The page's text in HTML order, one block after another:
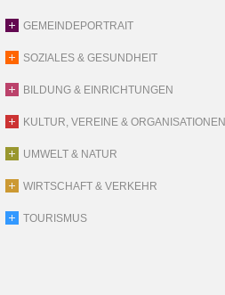
GEMEINDEPORTRAIT
SOZIALES & GESUNDHEIT
BILDUNG & EINRICHTUNGEN
KULTUR, VEREINE & ORGANISATIONEN
UMWELT & NATUR
WIRTSCHAFT & VERKEHR
TOURISMUS